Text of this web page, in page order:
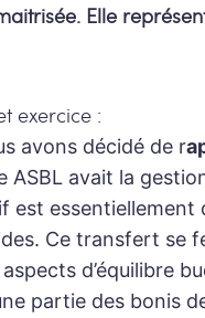
Elle
exercice :
avons décidé de r
avait la
est
Ce transfert se
d’équilibre
partie des bonis de